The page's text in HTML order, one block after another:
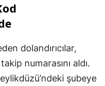
dolandırıcılar,
numarasını aldı.
şubeye